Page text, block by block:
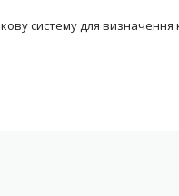
систему для визначення